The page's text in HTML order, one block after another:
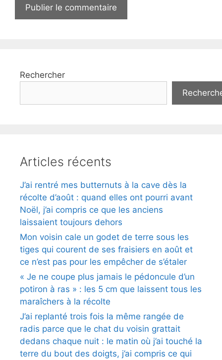
Rechercher
Articles récents
J’ai rentré mes butternuts à la cave dès la
récolte d’août : quand elles ont pourri avant
Noël, j’ai compris ce que les anciens
laissaient toujours dehors
Mon voisin cale un godet de terre sous les
tiges qui courent de ses fraisiers en août et
ce n’est pas pour les empêcher de s’étaler
« Je ne coupe plus jamais le pédoncule d’un
potiron à ras » : les 5 cm que laissent tous les
maraîchers à la récolte
J’ai replanté trois fois la même rangée de
radis parce que le chat du voisin grattait
dedans chaque nuit : le matin où j’ai touché la
terre du bout des doigts, j’ai compris ce qui